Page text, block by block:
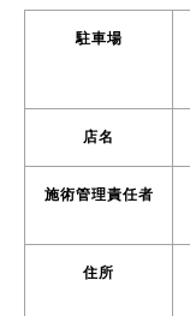
駐車場
店名
施術管理責任者
住所